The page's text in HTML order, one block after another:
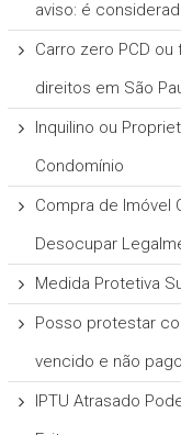
aviso: é
Carro zero PCD
direitos em São
Inquilino ou
Condomínio
Compra de Imóvel
Desocupar
Medida Protetiva
Posso protestar
vencido e não
IPTU Atrasado